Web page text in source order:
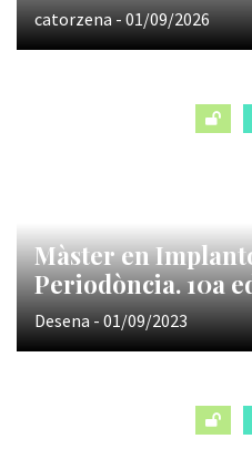
catorzena - 01/09/2026
Màster en
Periodòncia. 10a
Desena - 01/09/2023